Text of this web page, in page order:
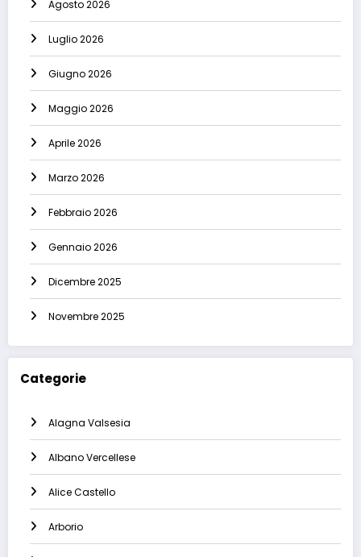
Agosto 2026
Luglio 2026
Giugno 2026
Maggio 2026
Aprile 2026
Marzo 2026
Febbraio 2026
Gennaio 2026
Dicembre 2025
Novembre 2025
Categorie
Alagna Valsesia
Albano Vercellese
Alice Castello
Arborio